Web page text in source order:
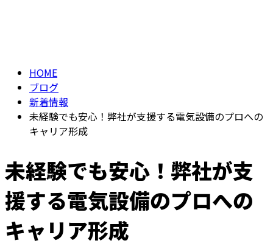
HOME
ブログ
新着情報
未経験でも安心！弊社が支援する電気設備のプロへの
キャリア形成
未経験でも安心！弊社が支
援する電気設備のプロへの
キャリア形成